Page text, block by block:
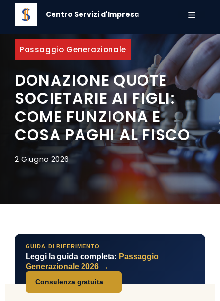
Centro Servizi d'Impresa
Passaggio Generazionale
DONAZIONE QUOTE
SOCIETARIE AI FIGLI:
COME FUNZIONA E
COSA PAGHI AL FISCO
2 Giugno 2026
GUIDA DI RIFERIMENTO
Leggi la guida completa: Passaggio
Generazionale 2026 →
Consulenza gratuita →